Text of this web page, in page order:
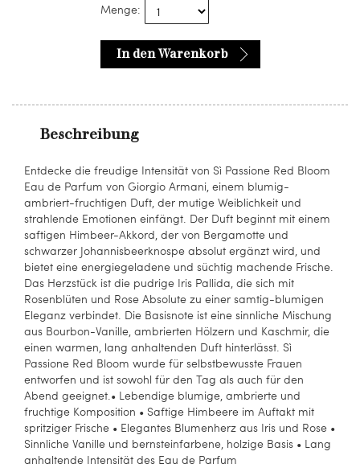
Menge:
In den Warenkorb
Beschreibung
Entdecke die freudige Intensität von Sì Passione Red Bloom
Eau de Parfum von Giorgio Armani, einem blumig-
ambriert-fruchtigen Duft, der mutige Weiblichkeit und
strahlende Emotionen einfängt. Der Duft beginnt mit einem
saftigen Himbeer-Akkord, der von Bergamotte und
schwarzer Johannisbeerknospe absolut ergänzt wird, und
bietet eine energiegeladene und süchtig machende Frische.
Das Herzstück ist die pudrige Iris Pallida, die sich mit
Rosenblüten und Rose Absolute zu einer samtig-blumigen
Eleganz verbindet. Die Basisnote ist eine sinnliche Mischung
aus Bourbon-Vanille, ambrierten Hölzern und Kaschmir, die
einen warmen, lang anhaltenden Duft hinterlässt. Sì
Passione Red Bloom wurde für selbstbewusste Frauen
entworfen und ist sowohl für den Tag als auch für den
Abend geeignet.• Lebendige blumige, ambrierte und
fruchtige Komposition • Saftige Himbeere im Auftakt mit
spritziger Frische • Elegantes Blumenherz aus Iris und Rose •
Sinnliche Vanille und bernsteinfarbene, holzige Basis • Lang
anhaltende Intensität des Eau de Parfum